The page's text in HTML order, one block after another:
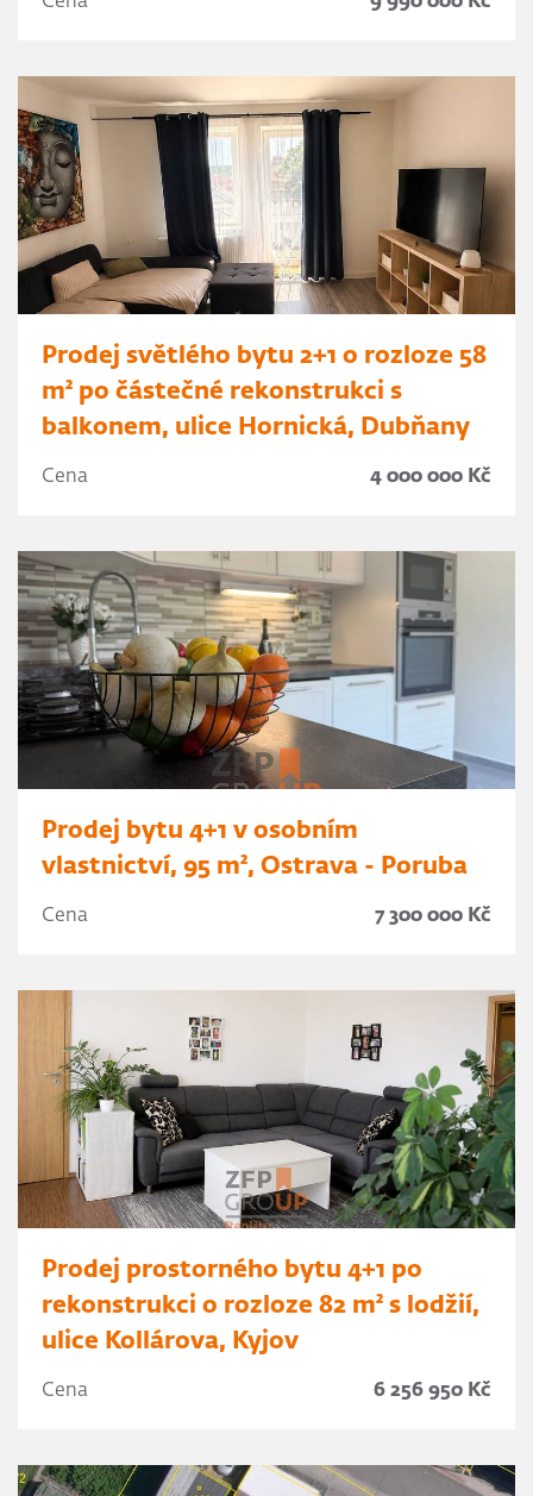
Prodej světlého bytu 2+1 o rozloze 58
m² po částečné rekonstrukci s
balkonem, ulice Hornická, Dubňany
Cena 4 000 000 Kč
Prodej bytu 4+1 v osobním
vlastnictví, 95 m², Ostrava - Poruba
Cena 7 300 000 Kč
Prodej prostorného bytu 4+1 po
rekonstrukci o rozloze 82 m² s lodžií,
ulice Kollárova, Kyjov
Cena 6 256 950 Kč